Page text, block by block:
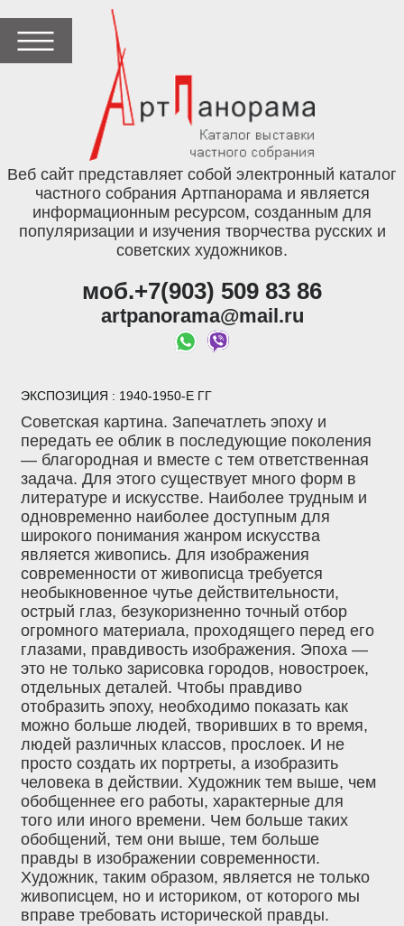
Веб сайт представляет собой электронный каталог
частного собрания Артпанорама и является
информационным ресурсом, созданным для
популяризации и изучения творчества русских и
советских художников.
моб.+7(903) 509 83 86
artpanorama@mail.ru
ЭКСПОЗИЦИЯ : 1940-1950-Е ГГ
Советская картина. Запечатлеть эпоху и
передать ее облик в последующие поколения
— благородная и вместе с тем ответственная
задача. Для этого существует много форм в
литературе и искусстве. Наиболее трудным и
одновременно наиболее доступным для
широкого понимания жанром искусства
является живопись. Для изображения
современности от живописца требуется
необыкновенное чутье действительности,
острый глаз, безукоризненно точный отбор
огромного материала, проходящего перед его
глазами, правдивость изображения. Эпоха —
это не только зарисовка городов, новостроек,
отдельных деталей. Чтобы правдиво
отобразить эпоху, необходимо показать как
можно больше людей, творивших в то время,
людей различных классов, прослоек. И не
просто создать их портреты, а изобразить
человека в действии. Художник тем выше, чем
обобщеннее его работы, характерные для
того или иного времени. Чем больше таких
обобщений, тем они выше, тем больше
правды в изображении современности.
Художник, таким образом, является не только
живописцем, но и историком, от которого мы
вправе требовать исторической правды.